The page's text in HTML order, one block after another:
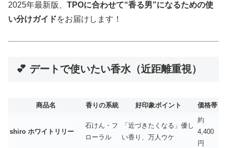
2025年最新版、 TPOに合わせて“香る男”になるための使
い分けガイドをお届けします！
💕 デートで使いたい香水（近距離重視）
商品名 香りの系統 好印象ポイント 価格帯
shiro ホワイトリリー
石けん・フ
ローラル
「近づきたくなる」優し
い香り、万人ウケ
約
4,400
円